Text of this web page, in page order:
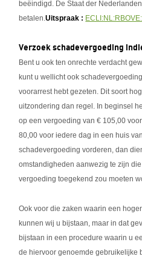
beëindigd. De Staat der
betalen.Uitspraak :
Verzoek schadevergoeding
Bent u ook ten onrechte verdacht
kunt u wellicht ook
voorarrest hebt gezeten. Dit soort
uitzondering dan regel. In beginsel
op een vergoeding van € 105,00
80,00 voor iedere dag in een huis
schadevergoeding vorderen, dan
omstandigheden aanwezig te zijn
vergoeding toegekend zou moeten
Ook voor die zaken waarin een
kunnen wij u bijstaan, maar in dat
bijstaan in een procedure waarin u
de hiervoor genoemde gebruikelijke